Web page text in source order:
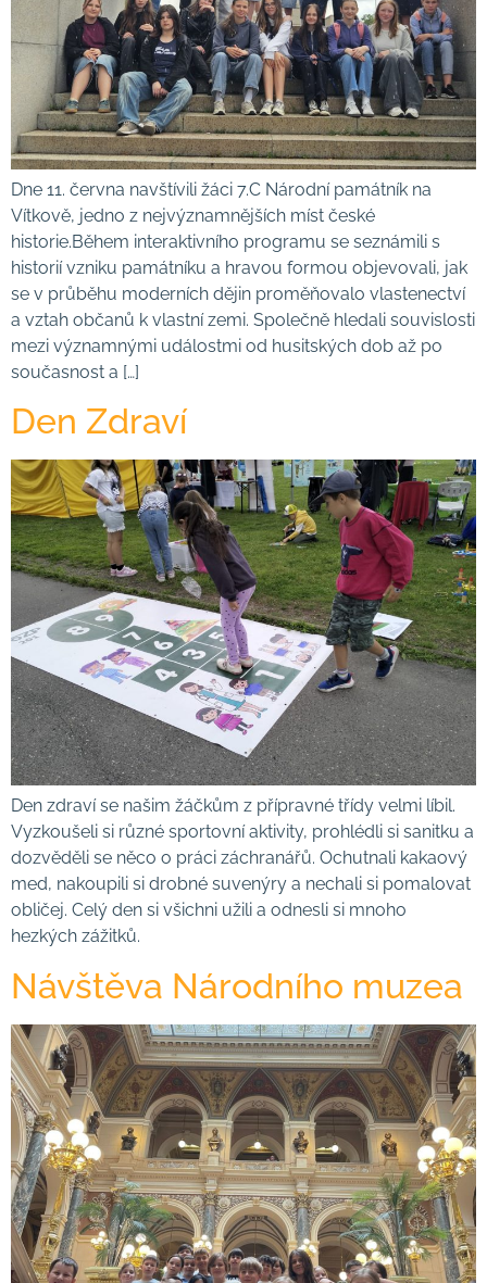
Dne 11. června navštívili žáci 7.C Národní památník na
Vítkově, jedno z nejvýznamnějších míst české
historie.Během interaktivního programu se seznámili s
historií vzniku památníku a hravou formou objevovali, jak
se v průběhu moderních dějin proměňovalo vlastenectví
a vztah občanů k vlastní zemi. Společně hledali souvislosti
mezi významnými událostmi od husitských dob až po
současnost a […]
Den Zdraví
Den zdraví se našim žáčkům z přípravné třídy velmi líbil.
Vyzkoušeli si různé sportovní aktivity, prohlédli si sanitku a
dozvěděli se něco o práci záchranářů. Ochutnali kakaový
med, nakoupili si drobné suvenýry a nechali si pomalovat
obličej. Celý den si všichni užili a odnesli si mnoho
hezkých zážitků.
Návštěva Národního muzea